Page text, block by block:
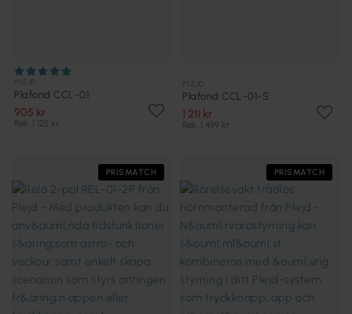
Plafond CCL-01
905 kr
Rek. 1 125 kr
Plafond CCL-01-S
1 211 kr
Rek. 1 499 kr
PRISMATCH PRISMATCH